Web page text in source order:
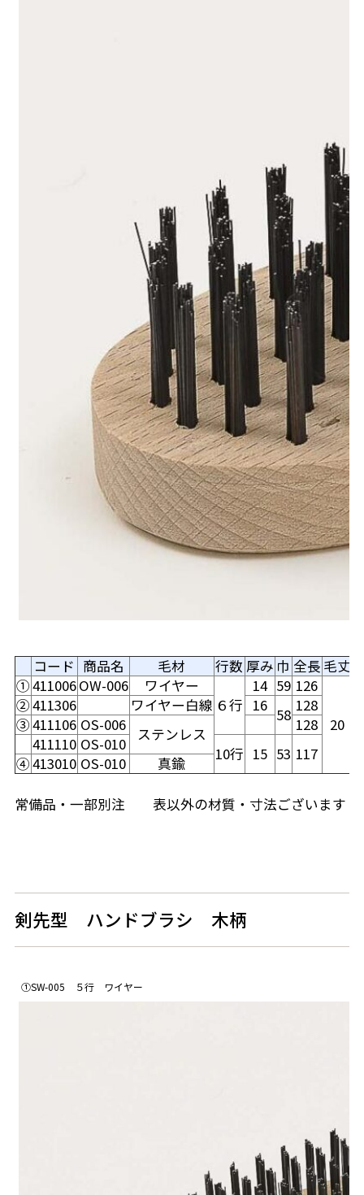
コード 商品名 毛材 行数 厚み 巾 全長 毛丈
①411006OW-006
ワイヤー
６行
14 59 126
20
②411306 ワイヤー白線 16 58 128
③411106 OS-006 ステンレス
128
411110 OS-010 10行 15 53 117
④413010 OS-010 真鍮
常備品・一部別注 表以外の材質・寸法ございます
剣先型 ハンドブラシ 木柄
①SW-005 ５行 ワイヤー